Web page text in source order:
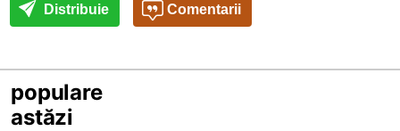
Distribuie Comentarii
populare
astăzi